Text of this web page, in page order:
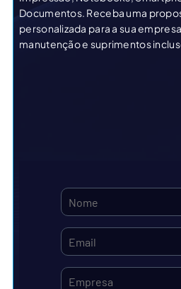
Documentos. Receba uma
personalizada para a sua
manutenção e suprimentos